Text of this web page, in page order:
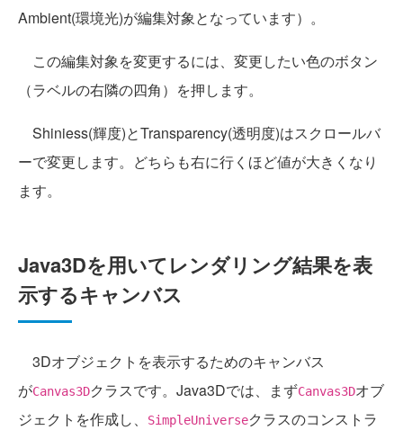
Ambient(環境光)が編集対象となっています）。
この編集対象を変更するには、変更したい色のボタン
（ラベルの右隣の四角）を押します。
Shiniess(輝度)とTransparency(透明度)はスクロールバ
ーで変更します。どちらも右に行くほど値が大きくなり
ます。
Java3Dを用いてレンダリング結果を表
示するキャンバス
3Dオブジェクトを表示するためのキャンバス
がCanvas3Dクラスです。Java3Dでは、まずCanvas3Dオブ
ジェクトを作成し、
SimpleUniverseクラスのコンストラ